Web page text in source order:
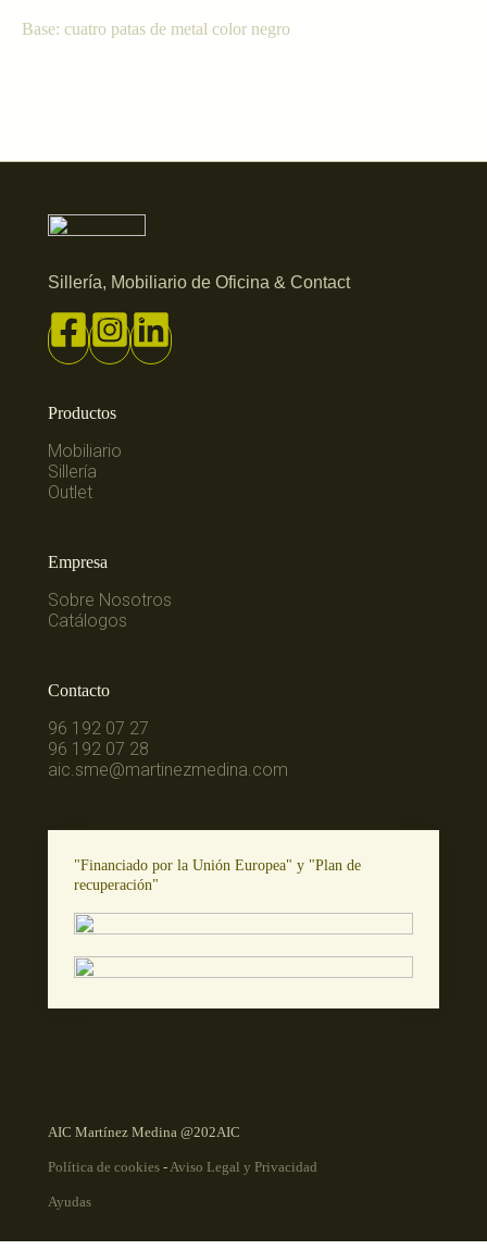
Base: cuatro patas de metal color negro
Sillería, Mobiliario de Oficina & Contact
Productos
Mobiliario
Sillería
Outlet
Empresa
Sobre Nosotros
Catálogos
Contacto
96 192 07 27
96 192 07 28
aic.sme@martinezmedina.com
"Financiado por la Unión Europea" y "Plan de
recuperación"
AIC Martínez Medina @202AIC
Política de cookies -Aviso Legal y Privacidad
Ayudas